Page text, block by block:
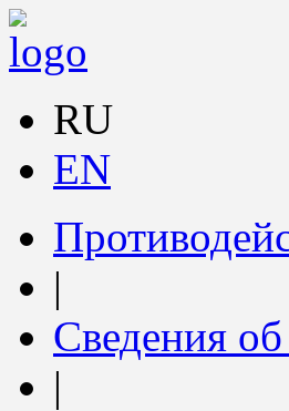
RU
EN
|
Сведения
|